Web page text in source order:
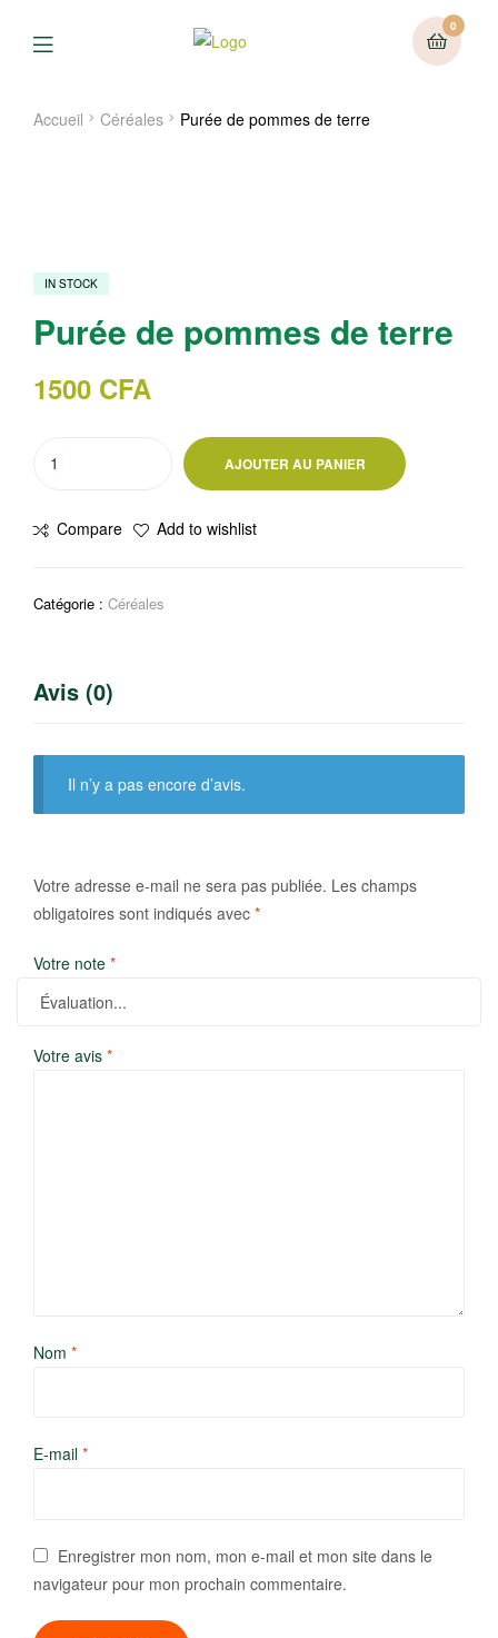
0
Menu
Accueil Céréales Purée de pommes de terre
IN STOCK
Purée de pommes de terre
1500 CFA
de
terre
AJOUTER AU PANIER
Compare Add to wishlist
Catégorie : Céréales
Avis (0)
Il n’y a pas encore d’avis.
Votre adresse e-mail ne sera pas publiée. Les champs
obligatoires sont indiqués avec *
Votre note *
Votre avis *
Nom *
E-mail *
Enregistrer mon nom, mon e-mail et mon site dans le
navigateur pour mon prochain commentaire.